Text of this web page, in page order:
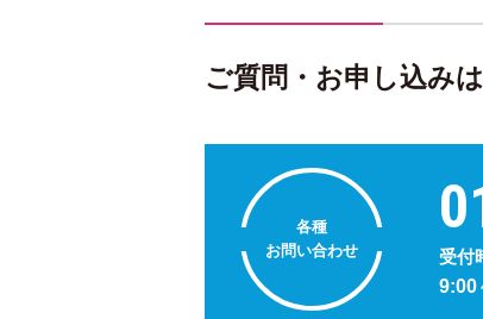
ご質問・お申し込み
各種
お問い合わせ
受付
9:00